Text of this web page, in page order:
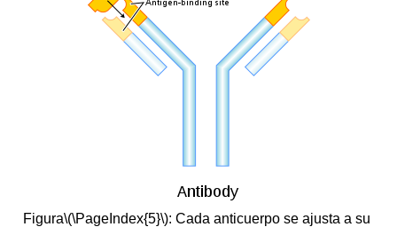
Figura\(\PageIndex{5}\): Cada anticuerpo se ajusta a su